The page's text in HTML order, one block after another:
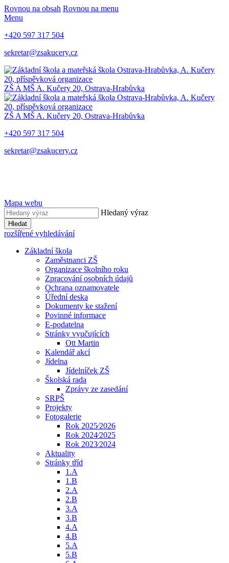
Rovnou na obsah Rovnou na menu
Menu
+420 597 317 504
sekretar@zsakucery.cz
ZŠ A MŠ A. Kučery 20, Ostrava-Hrabůvka
ZŠ A MŠ A. Kučery 20, Ostrava-Hrabůvka
+420 597 317 504
sekretar@zsakucery.cz
Mapa webu
Hledaný výraz
Hledat
rozšířené vyhledávání
Základní škola
Zaměstnanci ZŠ
Organizace školního roku
Zpracování osobních údajů
Ochrana oznamovatele
Úřední deska
Dokumenty ke stažení
Povinné informace
E-podatelna
Stránky vyučujících
Ott Martin
Kalendář akcí
Jídelna
Jídelníček ZŠ
Školská rada
Zprávy ze zasedání
SRPŠ
Projekty
Fotogalerie
Rok 2025⁄2026
Rok 2024⁄2025
Rok 2023⁄2024
Aktuality
Stránky tříd
1.A
1.B
2.A
2.B
3.A
3.B
4.A
4.B
5.A
5.B